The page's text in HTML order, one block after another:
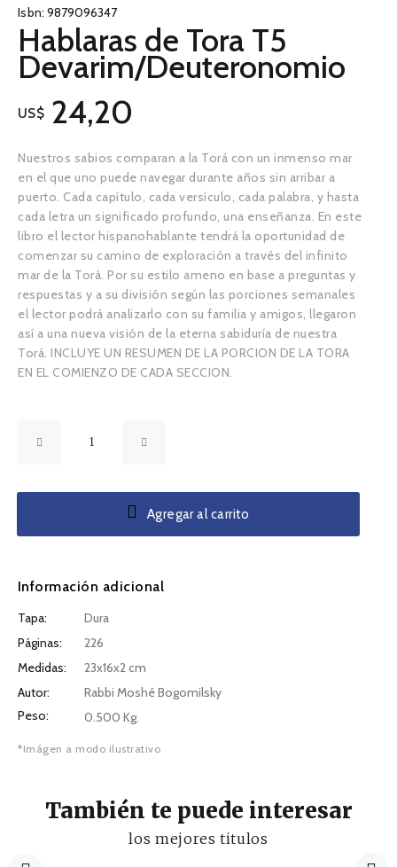
Isbn: 9879096347
Hablaras de Tora T5
Devarim/Deuteronomio
US$ 24,20
Nuestros sabios comparan a la Torá con un inmenso mar
en el que uno puede navegar durante años sin arribar a
puerto. Cada capítulo, cada versículo, cada palabra, y hasta
cada letra un significado profundo, una enseñanza. En este
libro el lector hispanohablante tendrá la oportunidad de
comenzar su camino de exploración a través del infinito
mar de la Torá. Por su estilo ameno en base a preguntas y
respuestas y a su división según las porciones semanales
el lector podrá analizarlo con su familia y amigos, llegaron
así a una nueva visión de la eterna sabiduría de nuestra
Torá. INCLUYE UN RESUMEN DE LA PORCION DE LA TORA
EN EL COMIENZO DE CADA SECCION.
Agregar al carrito
Información adicional
Tapa:
Dura
Páginas:
226
Medidas:
23x16x2 cm
Autor:
Rabbi Moshé Bogomilsky
Peso:
0.500 Kg.
*Imágen a modo ilustrativo
También te puede interesar
los mejores titulos